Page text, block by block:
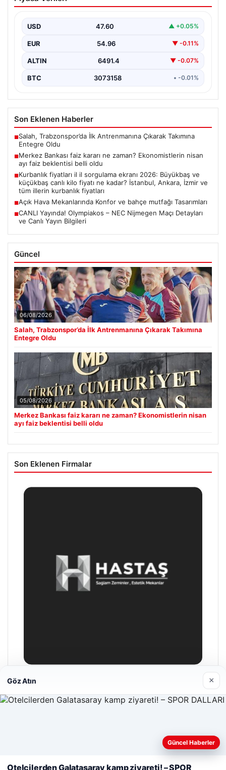
Ekonomistlerin nisan ayı faiz beklentisi
USD 47.60 ▲ +0.05%
EUR 54.96 ▼ -0.11%
ALTIN 6491.4 ▼ -0.07%
BTC 3073158 • -0.01%
Son Eklenen Haberler
■Salah, Trabzonspor’da İlk Antrenmanına Çıkarak Takımına
Entegre Oldu
■Merkez Bankası faiz kararı ne zaman? Ekonomistlerin nisan
ayı faiz beklentisi belli oldu
■Kurbanlık fiyatları il il sorgulama ekranı 2026: Büyükbaş ve
küçükbaş canlı kilo fiyatı ne kadar? İstanbul, Ankara, İzmir ve
tüm illerin kurbanlık fiyatları
■Açık Hava Mekanlarında Konfor ve bahçe mutfağı Tasarımları
■CANLI Yayında! Olympiakos – NEC Nijmegen Maçı Detayları
ve Canlı Yayın Bilgileri
Güncel
06/08/2026
Salah, Trabzonspor’da İlk Antrenmanına Çıkarak Takımına
Entegre Oldu
05/08/2026
Merkez Bankası faiz kararı ne zaman? Ekonomistlerin nisan
ayı faiz beklentisi belli oldu
Son Eklenen Firmalar
Enes Kaplan Avukatlık Bürosu
28/04/2026
Web sitemizi nasıl kullandığınızı daha iyi anlayabilmek,
Göz Atın ×
Güncel Haberler
Otelcilerden Galatasaray kamp ziyareti! – SPOR